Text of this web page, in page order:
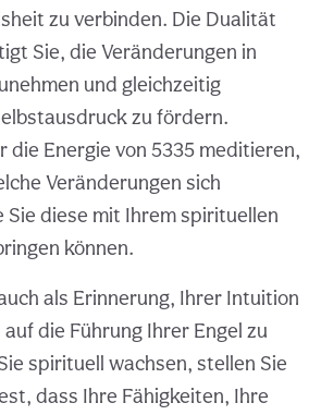
zu verbinden. Die Dualität
Sie, die Veränderungen in
und gleichzeitig
zu fördern.
die Energie von 5335 meditieren,
Veränderungen sich
diese mit Ihrem spirituellen
können.
als Erinnerung, Ihrer Intuition
die Führung Ihrer Engel zu
spirituell wachsen, stellen Sie
dass Ihre Fähigkeiten, Ihre